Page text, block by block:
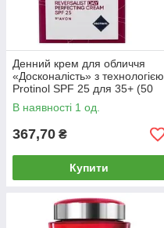
Денний крем для обличчя
«Досконалість» з технологією
Protinol SPF 25 для 35+ (50
мл)
В наявності 1 од.
367,70 ₴
Купити